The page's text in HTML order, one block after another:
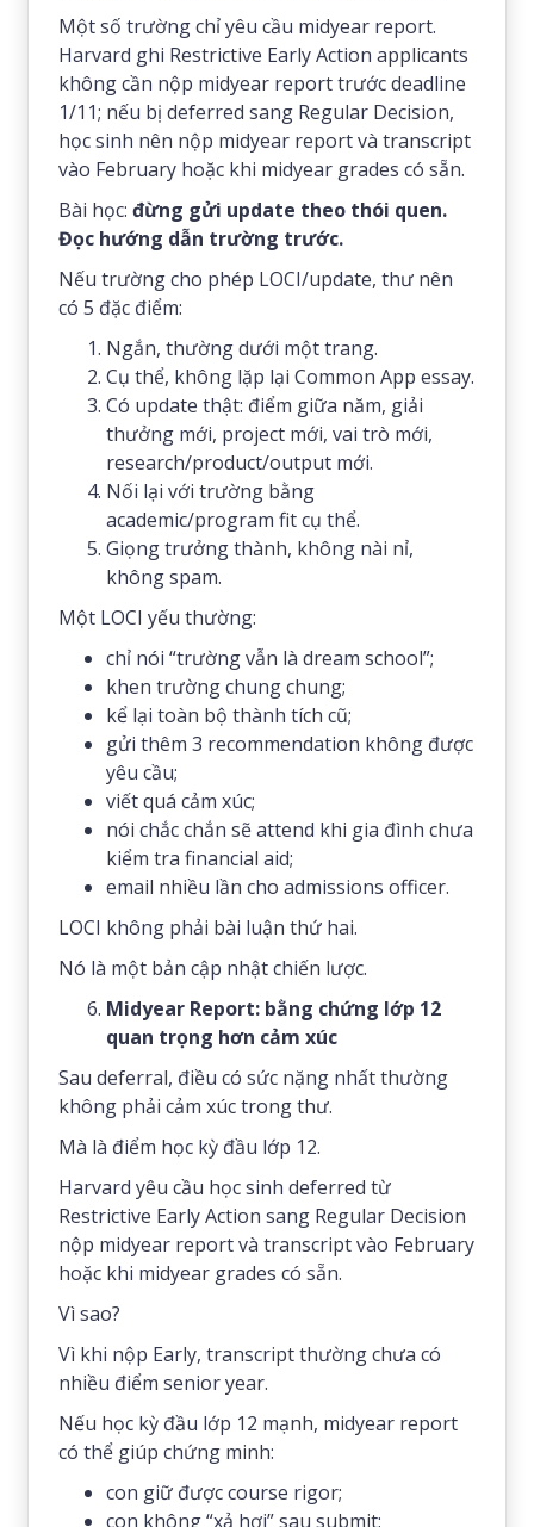
Một số trường chỉ yêu cầu midyear report.
Harvard ghi Restrictive Early Action applicants
không cần nộp midyear report trước deadline
1/11; nếu bị deferred sang Regular Decision,
học sinh nên nộp midyear report và transcript
vào February hoặc khi midyear grades có sẵn.
Bài học:đừng gửi update theo thói quen.
Đọc hướng dẫn trường trước.
Nếu trường cho phép LOCI/update, thư nên
có 5 đặc điểm:
Ngắn, thường dưới một trang.
Cụ thể, không lặp lại Common App essay.
Có update thật: điểm giữa năm, giải
thưởng mới, project mới, vai trò mới,
research/product/output mới.
Nối lại với trường bằng
academic/program fit cụ thể.
Giọng trưởng thành, không nài nỉ,
không spam.
Một LOCI yếu thường:
chỉ nói “trường vẫn là dream school”;
khen trường chung chung;
kể lại toàn bộ thành tích cũ;
gửi thêm 3 recommendation không được
yêu cầu;
viết quá cảm xúc;
nói chắc chắn sẽ attend khi gia đình chưa
kiểm tra financial aid;
email nhiều lần cho admissions officer.
LOCI không phải bài luận thứ hai.
Nó là một bản cập nhật chiến lược.
Midyear Report: bằng chứng lớp 12
quan trọng hơn cảm xúc
Sau deferral, điều có sức nặng nhất thường
không phải cảm xúc trong thư.
Mà là điểm học kỳ đầu lớp 12.
Harvard yêu cầu học sinh deferred từ
Restrictive Early Action sang Regular Decision
nộp midyear report và transcript vào February
hoặc khi midyear grades có sẵn.
Vì sao?
Vì khi nộp Early, transcript thường chưa có
nhiều điểm senior year.
Nếu học kỳ đầu lớp 12 mạnh, midyear report
có thể giúp chứng minh:
con giữ được course rigor;
con không “xả hơi” sau submit;